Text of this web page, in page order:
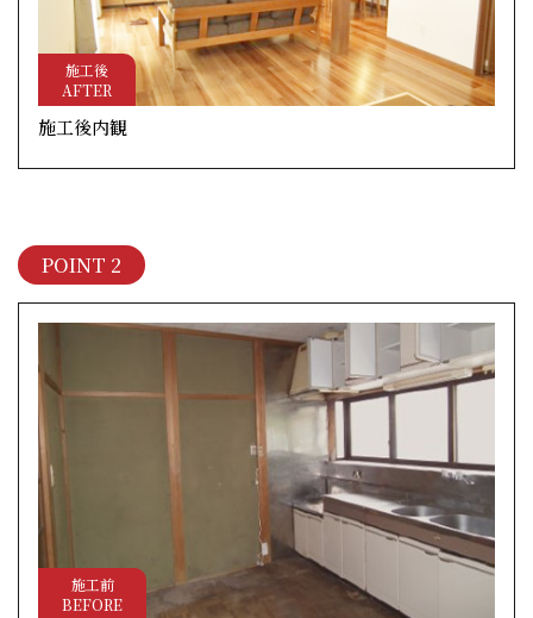
施工後
AFTER
施工後内観
POINT 2
施工前
BEFORE